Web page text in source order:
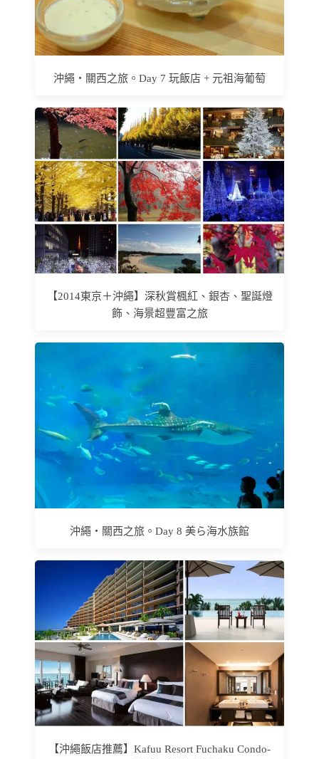
沖繩‧關西之旅。Day 7 玩飯店 + 元祖海葡萄
【2014東京＋沖繩】深秋賞楓紅、銀杏、聖誕燈
飾、海景超豐富之旅
沖繩‧關西之旅。Day 8 美ら海水族館
【沖繩飯店推薦】Kafuu Resort Fuchaku Condo-